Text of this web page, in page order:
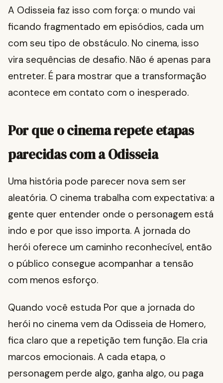
A Odisseia faz isso com força: o mundo vai
ficando fragmentado em episódios, cada um
com seu tipo de obstáculo. No cinema, isso
vira sequências de desafio. Não é apenas para
entreter. É para mostrar que a transformação
acontece em contato com o inesperado.
Por que o cinema repete etapas
parecidas com a Odisseia
Uma história pode parecer nova sem ser
aleatória. O cinema trabalha com expectativa: a
gente quer entender onde o personagem está
indo e por que isso importa. A jornada do
herói oferece um caminho reconhecível, então
o público consegue acompanhar a tensão
com menos esforço.
Quando você estuda Por que a jornada do
herói no cinema vem da Odisseia de Homero,
fica claro que a repetição tem função. Ela cria
marcos emocionais. A cada etapa, o
personagem perde algo, ganha algo, ou paga